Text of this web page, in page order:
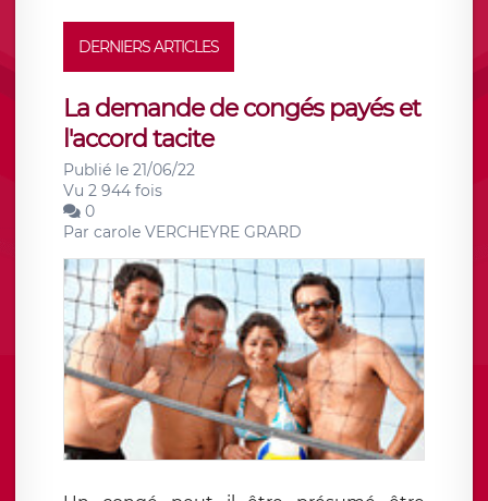
DERNIERS ARTICLES
La demande de congés payés et
l'accord tacite
Publié le 21/06/22
Vu 2 944 fois
0
Par carole VERCHEYRE GRARD